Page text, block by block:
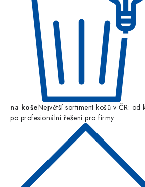
na košeNejvětší sortiment košů v ČR: od
po profesionální řešení pro firmy